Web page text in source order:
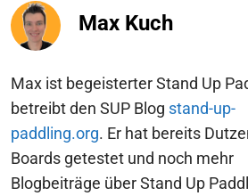
Max Kuch
Max ist begeisterter Stand Up
betreibt den SUP Blog stand-up-
paddling.org. Er hat bereits
Boards getestet und noch mehr
Blogbeiträge über Stand Up